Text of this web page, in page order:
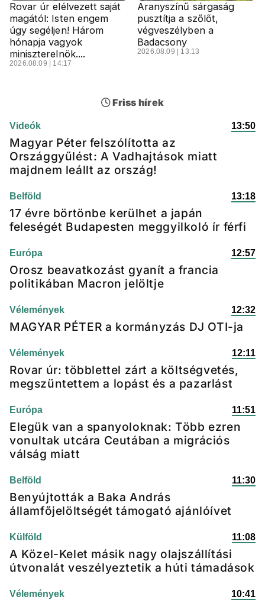
Rovar úr elélvezett saját
magától: Isten engem
úgy segéljen! Három
hónapja vagyok
miniszterelnök....
2026.08.09 | 14:17
Aranyszínű sárgaság
pusztítja a szőlőt,
végveszélyben a
Badacsony
2026.08.09 | 13:13
Friss hírek
Videók 13:50
Magyar Péter felszólította az
Országgyűlést: A Vadhajtások miatt
majdnem leállt az ország!
Belföld 13:18
17 évre börtönbe kerülhet a japán
feleségét Budapesten meggyilkoló ír férfi
Európa 12:57
Orosz beavatkozást gyanít a francia
politikában Macron jelöltje
Vélemények 12:32
MAGYAR PÉTER a kormányzás DJ OTI-ja
Vélemények 12:11
Rovar úr: többlettel zárt a költségvetés,
megszüntettem a lopást és a pazarlást
Európa 11:51
Elegük van a spanyoloknak: Több ezren
vonultak utcára Ceutában a migrációs
válság miatt
Belföld 11:30
Benyújtották a Baka András
államfőjelöltségét támogató ajánlóívet
Külföld 11:08
A Közel-Kelet másik nagy olajszállítási
útvonalát veszélyeztetik a húti támadások
Vélemények 10:41